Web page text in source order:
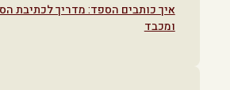
איך כותבים הספד: מדריך לכתיבת
ומכבד